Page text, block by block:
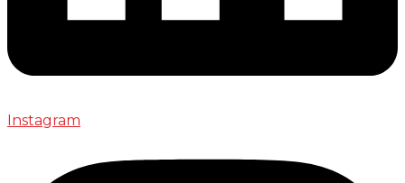
Instagram